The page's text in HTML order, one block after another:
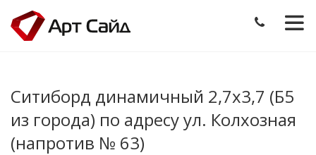
Ситиборд динамичный 2,7х3,7 (Б5
из города) по адресу ул. Колхозная
(напротив № 63)